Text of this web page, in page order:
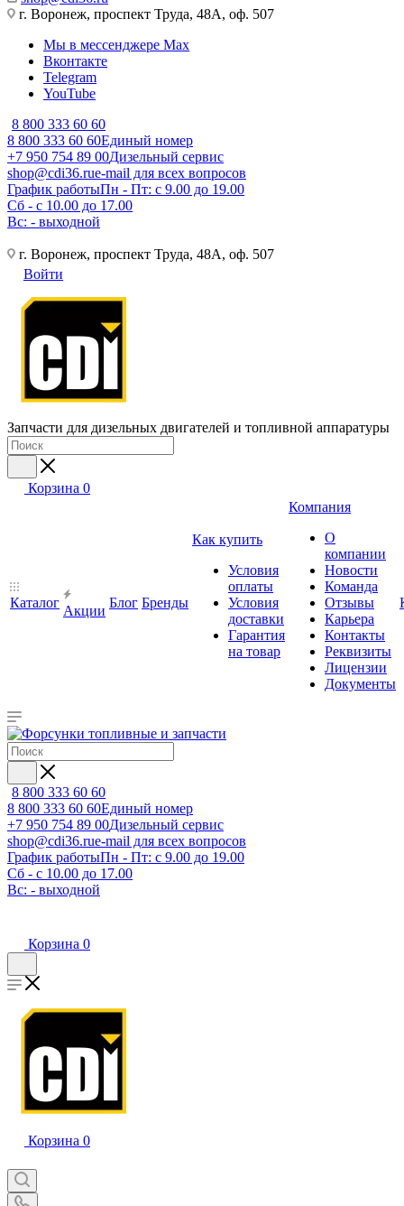
г. Воронеж, проспект Труда, 48А, оф. 507
Мы в мессенджере Max
Вконтакте
Telegram
YouTube
8 800 333 60 60
8 800 333 60 60Единый номер
+7 950 754 89 00Дизельный сервис
shop@cdi36.rue-mail для всех вопросов
График работыПн - Пт: с 9.00 до 19.00
Сб - с 10.00 до 17.00
Вс: - выходной
г. Воронеж, проспект Труда, 48А, оф. 507
Войти
Запчасти для дизельных двигателей и топливной аппаратуры
Корзина 0
Каталог
Акции
Блог Бренды
Как купить
Условия
оплаты
Условия
доставки
Гарантия
на товар
Компания
О
компании
Новости
Команда
Отзывы
Карьера
Контакты
Реквизиты
Лицензии
Документы
8 800 333 60 60
8 800 333 60 60Единый номер
+7 950 754 89 00Дизельный сервис
shop@cdi36.rue-mail для всех вопросов
График работыПн - Пт: с 9.00 до 19.00
Сб - с 10.00 до 17.00
Вс: - выходной
Корзина 0
Корзина 0